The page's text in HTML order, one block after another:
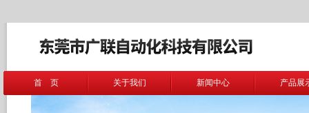
首 页 关于我们 新闻中心 产品展